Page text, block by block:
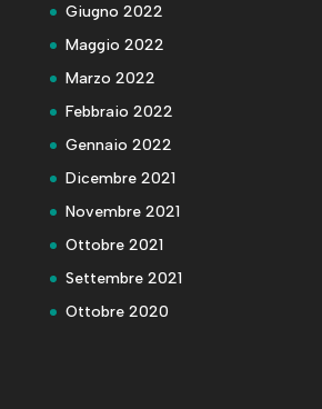
Giugno 2022
Maggio 2022
Marzo 2022
Febbraio 2022
Gennaio 2022
Dicembre 2021
Novembre 2021
Ottobre 2021
Settembre 2021
Ottobre 2020